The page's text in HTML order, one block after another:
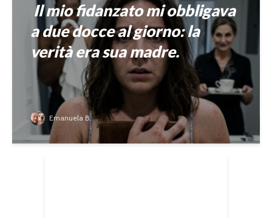
Il mio fidanzato mi obbligava
a due docce al giorno: la
verità era sua madre.
Emanuela B.